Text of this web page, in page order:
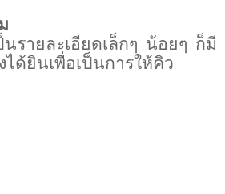
รายละเอียดเล็กๆ น้อยๆ ก็มี
ได้ยินเพื่อเป็นการให้คิว